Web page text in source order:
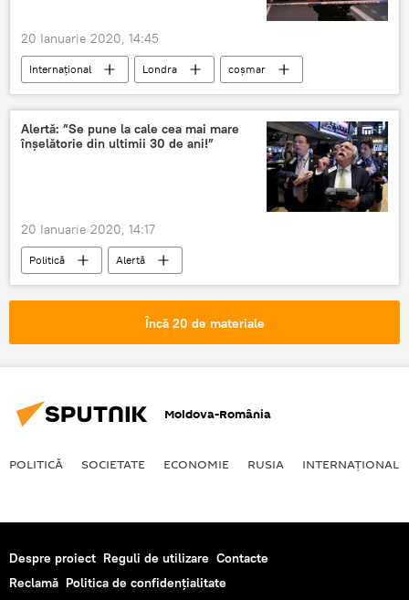
20 Ianuarie 2020, 14:45
Internaţional Londra
coșmar
crime
Alertă: ”Se pune la cale cea mai mare
înșelătorie din ultimii 30 de ani!”
20 Ianuarie 2020, 14:17
Politică Alertă
Încă 20 de materiale
Moldova-România
POLITICĂ SOCIETATE ECONOMIE RUSIA INTERNAŢIONAL
Despre proiect Reguli de utilizare Contacte
Reclamă Politica de confidențialitate